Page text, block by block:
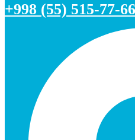
+998 (55) 515-77-66